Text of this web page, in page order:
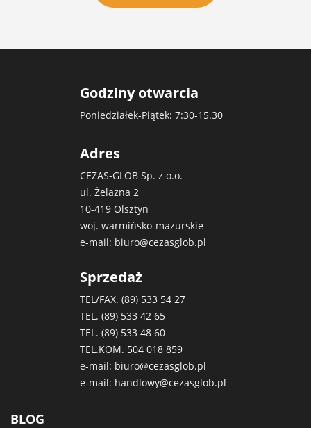
Godziny otwarcia
Poniedziałek-Piątek: 7:30-15.30
Adres
CEZAS-GLOB Sp. z o.o.
ul. Żelazna 2
10-419 Olsztyn
woj. warmińsko-mazurskie
e-mail: biuro@cezasglob.pl
Sprzedaż
TEL/FAX. (89) 533 54 27
TEL. (89) 533 42 65
TEL. (89) 533 48 60
TEL.KOM. 504 018 859
e-mail: biuro@cezasglob.pl
e-mail: handlowy@cezasglob.pl
BLOG